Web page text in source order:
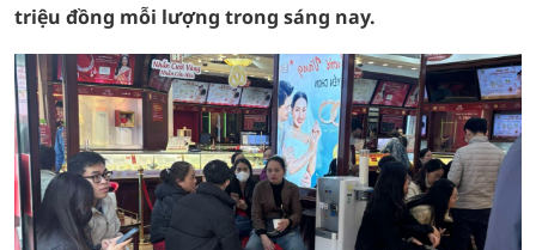
triệu đồng mỗi lượng trong sáng nay.